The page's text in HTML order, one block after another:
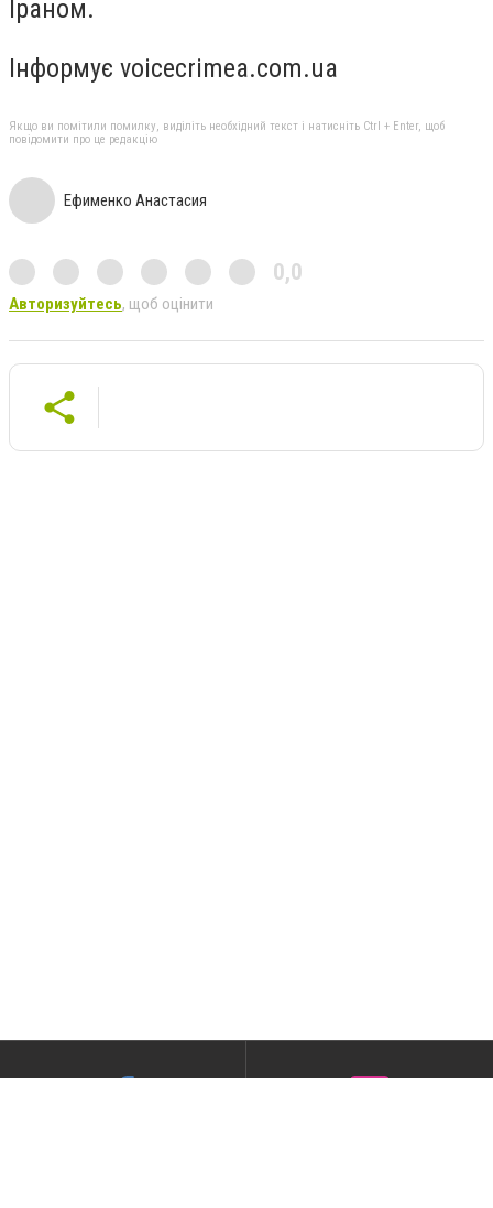
Іраном.
Інформує voicecrimea.com.ua
Якщо ви помітили помилку, виділіть необхідний текст і натисніть Ctrl + Enter, щоб
повідомити про це редакцію
Ефименко Анастасия
0,0
Авторизуйтесь, щоб оцінити